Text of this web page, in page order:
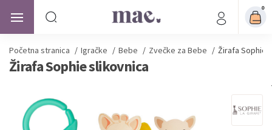
0
Početna stranica / Igračke / Bebe / Zvečke za Bebe / Žirafa Sophie
Žirafa Sophie slikovnica